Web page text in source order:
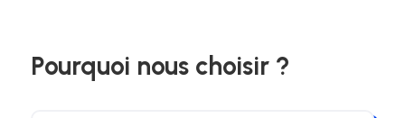
Pourquoi nous choisir ?